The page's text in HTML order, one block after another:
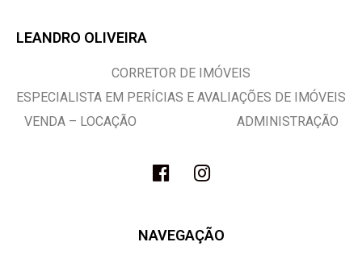
LEANDRO OLIVEIRA
CORRETOR DE IMÓVEIS
ESPECIALISTA EM PERÍCIAS E AVALIAÇÕES DE IMÓVEIS
VENDA – LOCAÇÃO ADMINISTRAÇÃO
NAVEGAÇÃO